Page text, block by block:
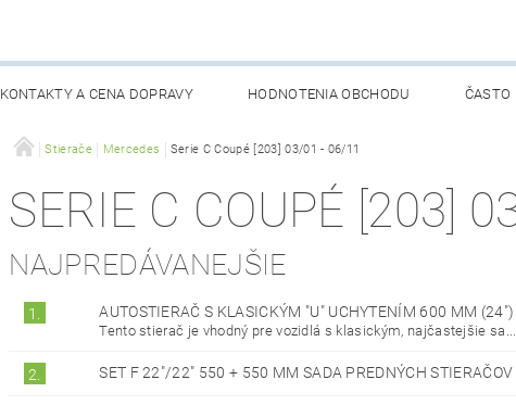
KONTAKTY A CENA DOPRAVY HODNOTENIA OBCHODU ČASTO
Stierače Mercedes Serie C Coupé [203] 03/01 - 06/11
SERIE C COUPÉ [203]
NAJPREDÁVANEJŠIE
1. AUTOSTIERAČ S KLASICKÝM "U" UCHYTENÍM 600 MM (24")
Tento stierač je vhodný pre vozidlá s klasickým, najčastejšie sa...
2. SET F 22"/22" 550 + 550 MM SADA PREDNÝCH STIERAČOV